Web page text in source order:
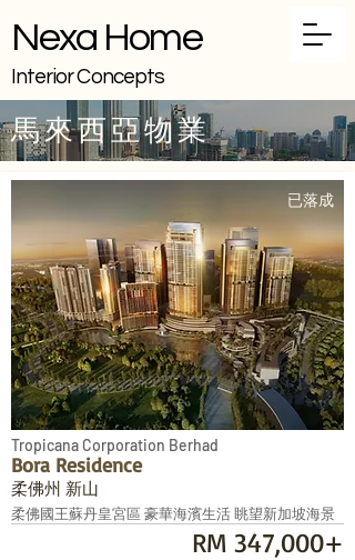
Nexa Home
Interior Concepts
馬來西亞物業
已落成
Bora Residence
Tropicana Corporation Berhad
柔佛州 新山
RM 347,000+
柔佛國王蘇丹皇宮區 豪華海濱生活 眺望新加坡海景